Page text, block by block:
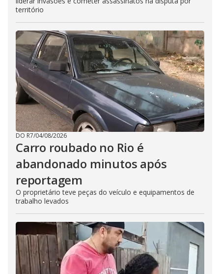
território
DO R7/04/08/2026
Carro roubado no Rio é
abandonado minutos após
reportagem
O proprietário teve peças do veículo e equipamentos de
trabalho levados